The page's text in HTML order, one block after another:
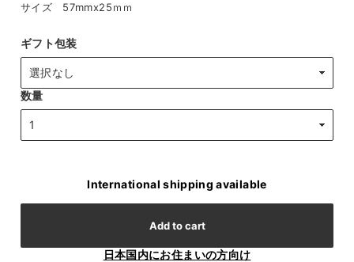
サイズ 57mmx25ｍｍ
ギフト包装
数量
International shipping available
Add to cart
日本国内にお住まいの方向け